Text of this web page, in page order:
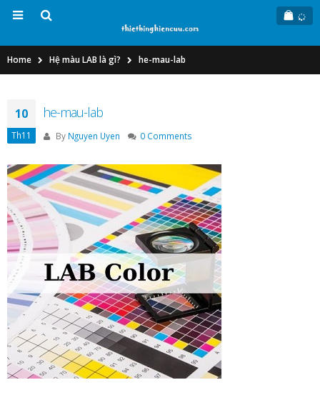
Home Hệ màu LAB là gì? he-mau-lab
10
Th11
he-mau-lab
By Nguyen Uyen 0 Comments